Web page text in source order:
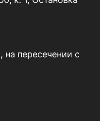
на пересечении с